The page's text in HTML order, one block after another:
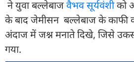
ने युवा बल्लेबाजवैभव सूर्यवंशीको
के बाद जेमीसन बल्लेबाज के काफी
अंदाज में जश्न मनाते दिखे, जिसे
गया.